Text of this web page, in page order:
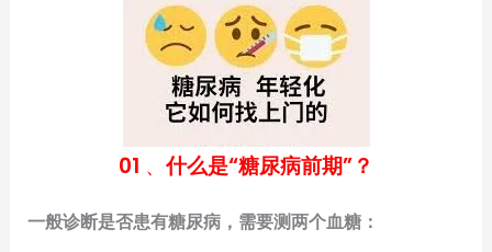
01 、 什么是“糖尿病前期”？
一般诊断是否患有糖尿病，需要测两个血糖：